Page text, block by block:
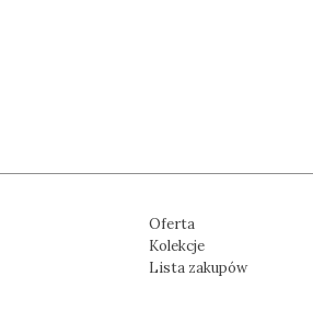
Oferta
Kolekcje
Lista zakupów